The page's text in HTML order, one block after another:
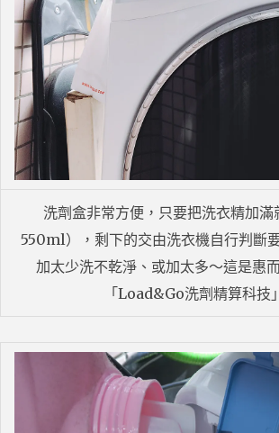
洗劑盒非常方便，只要把洗衣精加滿
550ml），剩下的交由洗衣機自行判斷
加太少洗不乾淨、或加太多～這是惠
「Load&Go洗劑精算科技